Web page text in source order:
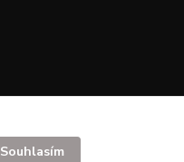
Souhlasím